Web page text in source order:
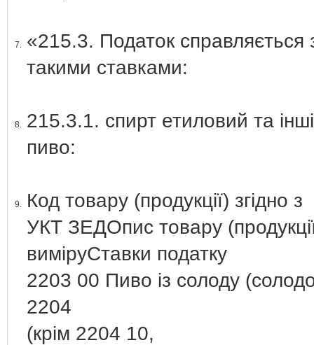
7. «215.3. Податок справляється
такими ставками:
8. 215.3.1. спирт етиловий та
пиво:
9.
Код товару (продукції) згідно з
УКТ ЗЕДОпис товару
виміруСтавки податку
2203 00 Пиво із солоду
2204
(крім 2204 10,